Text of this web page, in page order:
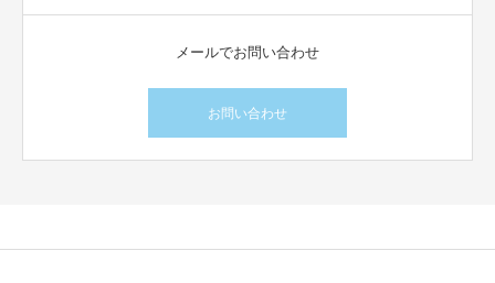
メールでお問い合わせ
お問い合わせ